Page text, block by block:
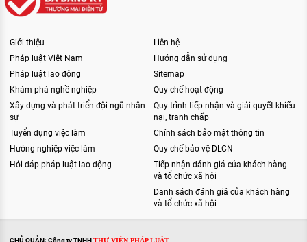
Giới thiệu
Pháp luật Việt Nam
Pháp luật lao động
Khám phá nghề nghiệp
Xây dựng và phát triển đội ngũ nhân
sự
Tuyển dụng việc làm
Hướng nghiệp việc làm
Hỏi đáp pháp luật lao động
Liên hệ
Hướng dẫn sử dụng
Sitemap
Quy chế hoạt động
Quy trình tiếp nhận và giải quyết khiếu
nại, tranh chấp
Chính sách bảo mật thông tin
Quy chế bảo vệ DLCN
Tiếp nhận đánh giá của khách hàng
và tổ chức xã hội
Danh sách đánh giá của khách hàng
và tổ chức xã hội
CHỦ QUẢN: Công ty TNHHTHƯ VIỆN PHÁP LUẬT